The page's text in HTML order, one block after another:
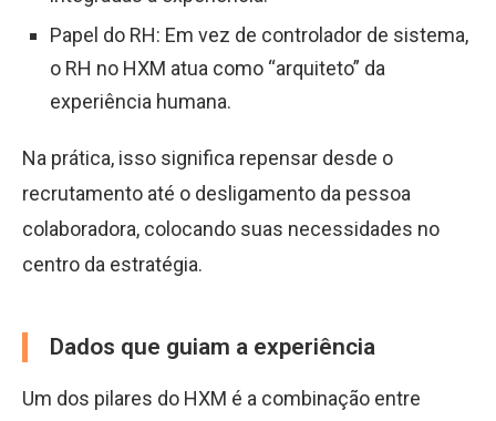
Papel do RH: Em vez de controlador de sistema,
o RH no HXM atua como “arquiteto” da
experiência humana.
Na prática, isso significa repensar desde o
recrutamento até o desligamento da pessoa
colaboradora, colocando suas necessidades no
centro da estratégia.
Dados que guiam a experiência
Um dos pilares do HXM é a combinação entre